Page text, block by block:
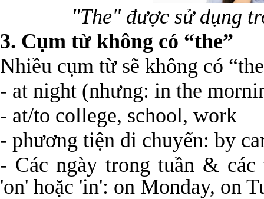
"The" được sử dụng
3. Cụm từ không có “the”
Nhiều cụm từ sẽ không có
- at night (nhưng: in the
- at/to college, school, work
- phương tiện di chuyển: by
- Các ngày trong tuần &
'on' hoặc 'in': on Monday, on